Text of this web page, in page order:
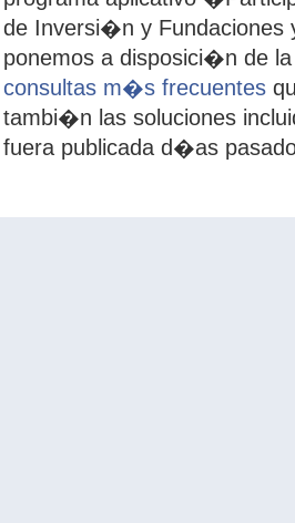
de Inversi�n y
ponemos a disposici�n de
consultas m�s frecuentes
tambi�n las soluciones
fuera publicada d�as